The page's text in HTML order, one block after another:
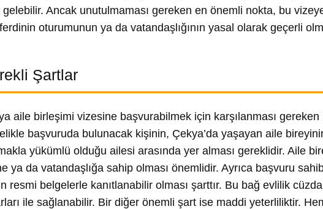
gelebilir. Ancak unutulmaması gereken en önemli nokta, bu
oturumunun ya da vatandaşlığının yasal olarak geçerli
Şartlar
aile birleşimi vizesine başvurabilmek için karşılanması gereken
başvuruda bulunacak kişinin, Çekya’da yaşayan aile
yükümlü olduğu ailesi arasında yer alması gereklidir. Aile
ya da vatandaşlığa sahip olması önemlidir. Ayrıca başvuru
resmi belgelerle kanıtlanabilir olması şarttır. Bu bağ evlilik
ile sağlanabilir. Bir diğer önemli şart ise maddi yeterliliktir.